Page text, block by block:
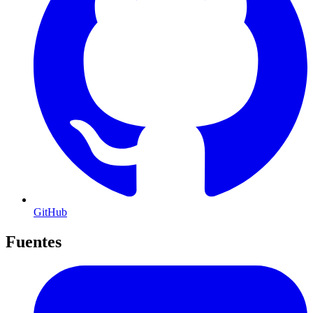
GitHub
Fuentes